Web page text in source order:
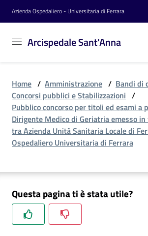
Vai al contenuto
Vai alla navigazione
Vai al footer
Azienda Ospedaliero - Universitaria di Ferrara
Arcispedale Sant'Anna
Sant'Anna
Azienda
Servizi
Novità
Home / Amministrazione / Bandi di
Concorsi pubblici e Stabilizzazioni /
Pubblico concorso per titoli ed esami a
Dirigente Medico di Geriatria emesso
tra Azienda Unità Sanitaria Locale di
Ospedaliero Universitaria di Ferrara
Questa pagina ti è stata utile?